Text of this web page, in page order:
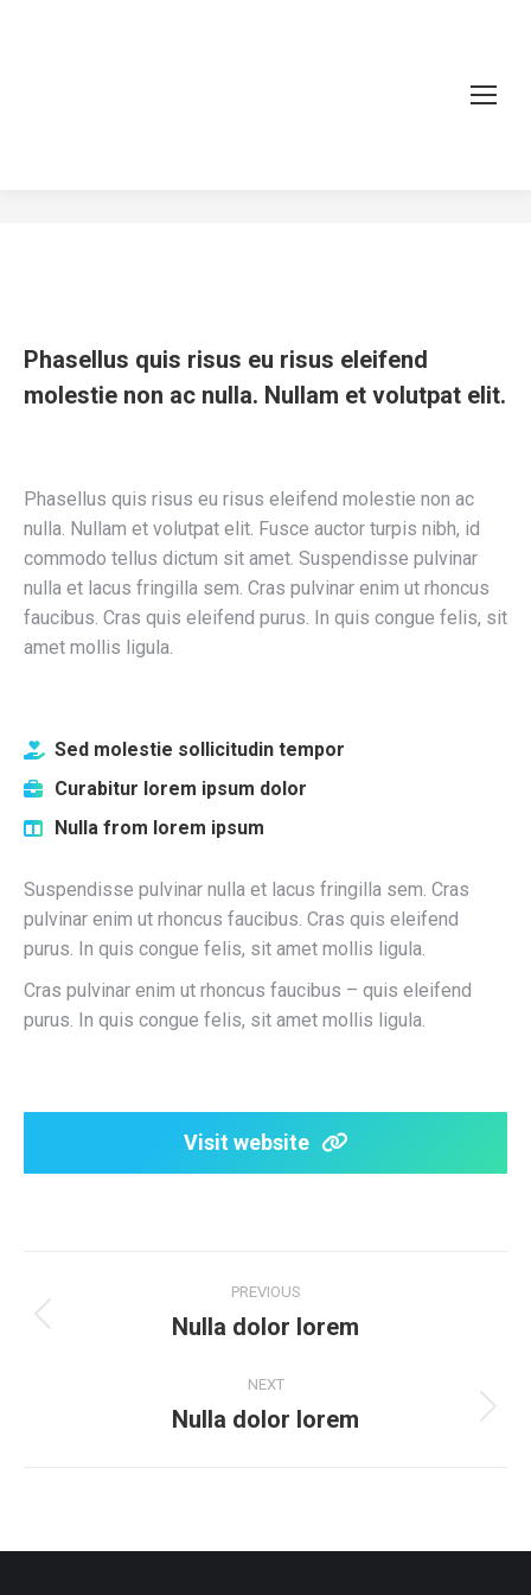
Phasellus quis risus eu risus eleifend
molestie non ac nulla. Nullam et volutpat elit.
Phasellus quis risus eu risus eleifend molestie non ac
nulla. Nullam et volutpat elit. Fusce auctor turpis nibh, id
commodo tellus dictum sit amet. Suspendisse pulvinar
nulla et lacus fringilla sem. Cras pulvinar enim ut rhoncus
faucibus. Cras quis eleifend purus. In quis congue felis, sit
amet mollis ligula.
Sed molestie sollicitudin tempor
Curabitur lorem ipsum dolor
Nulla from lorem ipsum
Suspendisse pulvinar nulla et lacus fringilla sem. Cras
pulvinar enim ut rhoncus faucibus. Cras quis eleifend
purus. In quis congue felis, sit amet mollis ligula.
Cras pulvinar enim ut rhoncus faucibus – quis eleifend
purus. In quis congue felis, sit amet mollis ligula.
Visit website
navigation
PREVIOUS
Previous
Nulla dolor lorem
NEXT
Next
Nulla dolor lorem